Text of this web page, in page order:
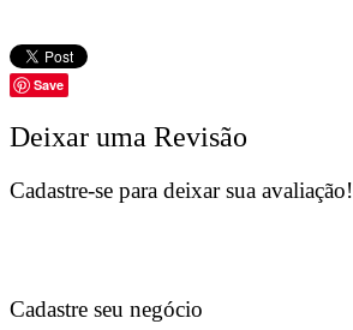
Save
Deixar uma Revisão
Cadastre-se para deixar sua avaliação!
Cadastre seu negócio